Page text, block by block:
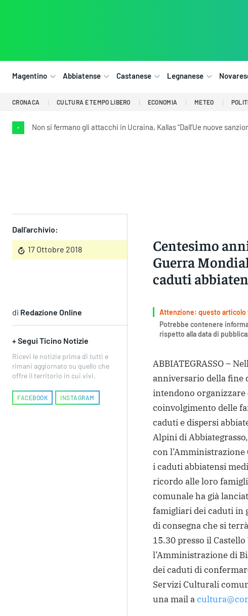
Magentino Abbiatense Castanese Legnanese
CRONACA CULTURA E TEMPO LIBERO ECONOMIA METEO
• Non si fermano gli attacchi in Ucraina, Kallas “Dall’Ue nuove
Dall'archivio:
17 Ottobre 2018
Centesimo
Guerra
caduti
di Redazione Online
+ Segui Ticino Notizie
Ricevi le notizie prima di tutti e
rimani aggiornato su quello che
offre il territorio in cui vivi.
FACEBOOK INSTAGRAM
Attenzione: questo articolo
Potrebbe contenere
rispetto alla data di
ABBIATEGRASSO –
anniversario della fine
intendono
coinvolgimento delle
caduti e dispersi
Alpini di
con
i caduti abbiatensi
ricordo alle loro
comunale ha già
famigliari dei caduti in
di consegna che si
15.30 presso il
l’Amministrazione di
dei caduti di
Servizi Culturali
una mail a